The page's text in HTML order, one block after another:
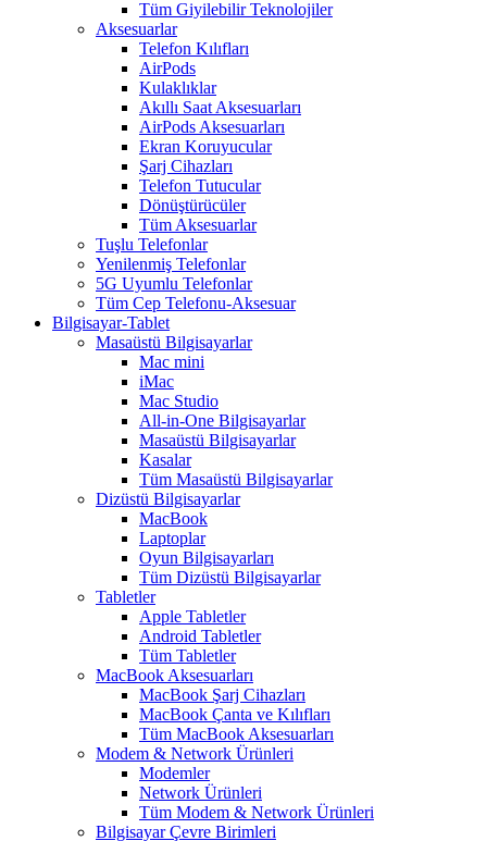
Tüm Giyilebilir Teknolojiler
Aksesuarlar
Telefon Kılıfları
AirPods
Kulaklıklar
Akıllı Saat Aksesuarları
AirPods Aksesuarları
Ekran Koruyucular
Şarj Cihazları
Telefon Tutucular
Dönüştürücüler
Tüm Aksesuarlar
Tuşlu Telefonlar
Yenilenmiş Telefonlar
5G Uyumlu Telefonlar
Tüm Cep Telefonu-Aksesuar
Bilgisayar-Tablet
Masaüstü Bilgisayarlar
Mac mini
iMac
Mac Studio
All-in-One Bilgisayarlar
Masaüstü Bilgisayarlar
Kasalar
Tüm Masaüstü Bilgisayarlar
Dizüstü Bilgisayarlar
MacBook
Laptoplar
Oyun Bilgisayarları
Tüm Dizüstü Bilgisayarlar
Tabletler
Apple Tabletler
Android Tabletler
Tüm Tabletler
MacBook Aksesuarları
MacBook Şarj Cihazları
MacBook Çanta ve Kılıfları
Tüm MacBook Aksesuarları
Modem & Network Ürünleri
Modemler
Network Ürünleri
Tüm Modem & Network Ürünleri
Bilgisayar Çevre Birimleri